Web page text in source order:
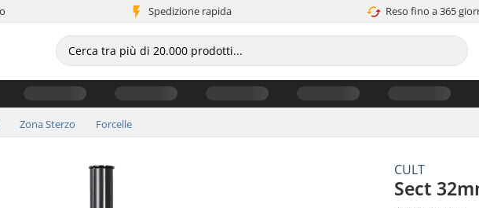
Spedizione rapida Reso fino a 365
Zona Sterzo Forcelle
CULT
Sect